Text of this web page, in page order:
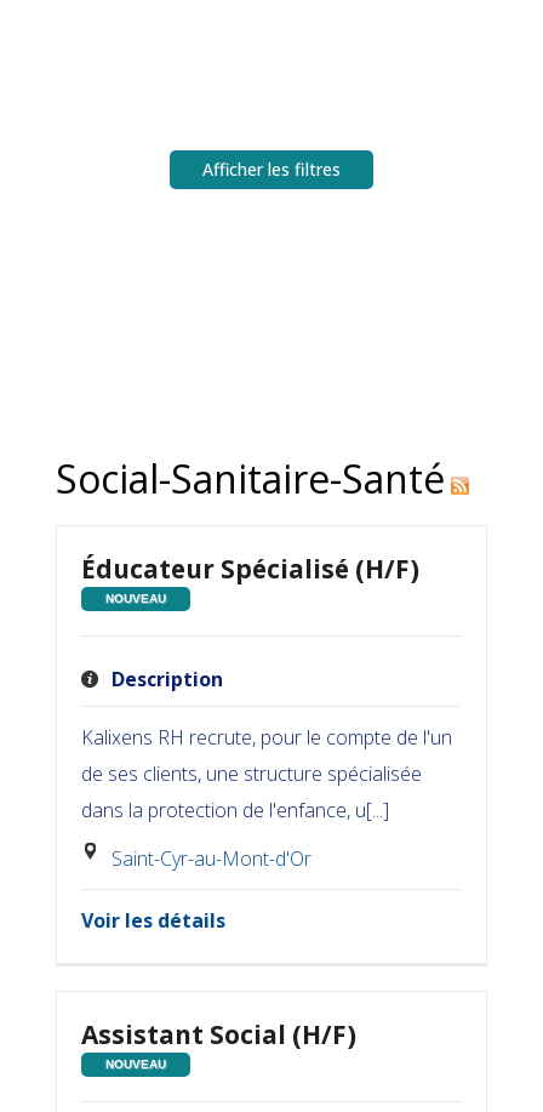
Afficher les filtres
Social-Sanitaire-Santé
Éducateur Spécialisé (H/F)
NOUVEAU
Description
Kalixens RH recrute, pour le compte de l'un
de ses clients, une structure spécialisée
dans la protection de l'enfance, u[...]
Saint-Cyr-au-Mont-d'Or
Voir les détails
Assistant Social (H/F)
NOUVEAU